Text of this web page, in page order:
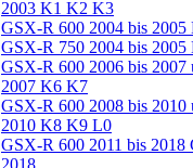
2003 K1 K2 K3
GSX-R 600 2004 bis
GSX-R 750 2004 bis
GSX-R 600 2006 bis 2007
2007 K6 K7
GSX-R 600 2008 bis 2010
2010 K8 K9 L0
GSX-R 600 2011 bis 2018
2018